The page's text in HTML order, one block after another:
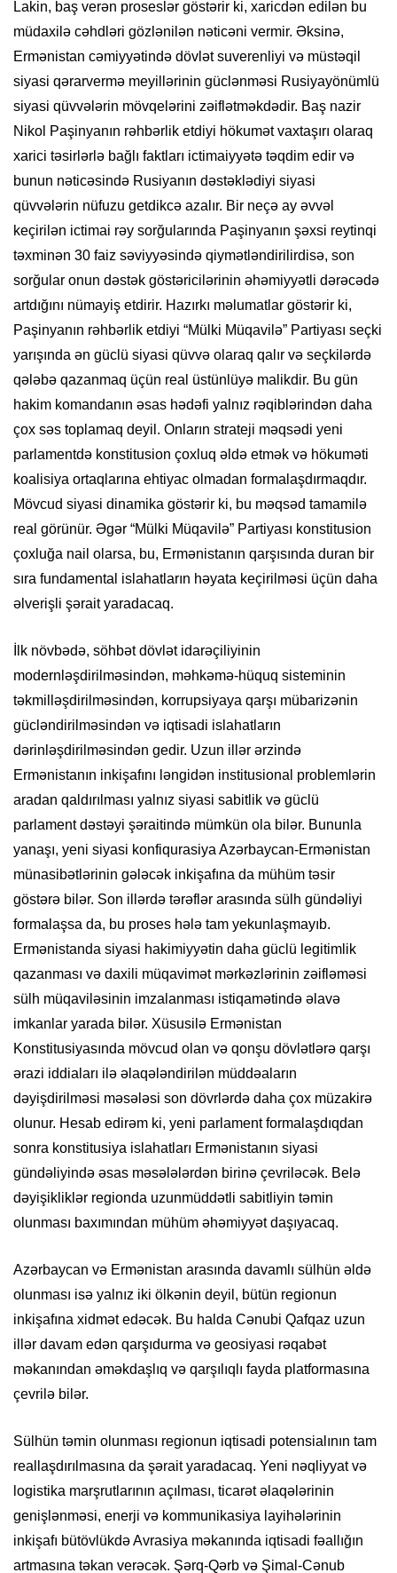
Lakin, baş verən proseslər göstərir ki, xaricdən edilən bu
müdaxilə cəhdləri gözlənilən nəticəni vermir. Əksinə,
Ermənistan cəmiyyətində dövlət suverenliyi və müstəqil
siyasi qərarvermə meyillərinin güclənməsi Rusiyayönümlü
siyasi qüvvələrin mövqelərini zəiflətməkdədir. Baş nazir
Nikol Paşinyanın rəhbərlik etdiyi hökumət vaxtaşırı olaraq
xarici təsirlərlə bağlı faktları ictimaiyyətə təqdim edir və
bunun nəticəsində Rusiyanın dəstəklədiyi siyasi
qüvvələrin nüfuzu getdikcə azalır. Bir neçə ay əvvəl
keçirilən ictimai rəy sorğularında Paşinyanın şəxsi reytinqi
təxminən 30 faiz səviyyəsində qiymətləndirilirdisə, son
sorğular onun dəstək göstəricilərinin əhəmiyyətli dərəcədə
artdığını nümayiş etdirir. Hazırkı məlumatlar göstərir ki,
Paşinyanın rəhbərlik etdiyi “Mülki Müqavilə” Partiyası seçki
yarışında ən güclü siyasi qüvvə olaraq qalır və seçkilərdə
qələbə qazanmaq üçün real üstünlüyə malikdir. Bu gün
hakim komandanın əsas hədəfi yalnız rəqiblərindən daha
çox səs toplamaq deyil. Onların strateji məqsədi yeni
parlamentdə konstitusion çoxluq əldə etmək və hökuməti
koalisiya ortaqlarına ehtiyac olmadan formalaşdırmaqdır.
Mövcud siyasi dinamika göstərir ki, bu məqsəd tamamilə
real görünür. Əgər “Mülki Müqavilə” Partiyası konstitusion
çoxluğa nail olarsa, bu, Ermənistanın qarşısında duran bir
sıra fundamental islahatların həyata keçirilməsi üçün daha
əlverişli şərait yaradacaq.
İlk növbədə, söhbət dövlət idarəçiliyinin
modernləşdirilməsindən, məhkəmə-hüquq sisteminin
təkmilləşdirilməsindən, korrupsiyaya qarşı mübarizənin
gücləndirilməsindən və iqtisadi islahatların
dərinləşdirilməsindən gedir. Uzun illər ərzində
Ermənistanın inkişafını ləngidən institusional problemlərin
aradan qaldırılması yalnız siyasi sabitlik və güclü
parlament dəstəyi şəraitində mümkün ola bilər. Bununla
yanaşı, yeni siyasi konfiqurasiya Azərbaycan-Ermənistan
münasibətlərinin gələcək inkişafına da mühüm təsir
göstərə bilər. Son illərdə tərəflər arasında sülh gündəliyi
formalaşsa da, bu proses hələ tam yekunlaşmayıb.
Ermənistanda siyasi hakimiyyətin daha güclü legitimlik
qazanması və daxili müqavimət mərkəzlərinin zəifləməsi
sülh müqaviləsinin imzalanması istiqamətində əlavə
imkanlar yarada bilər. Xüsusilə Ermənistan
Konstitusiyasında mövcud olan və qonşu dövlətlərə qarşı
ərazi iddiaları ilə əlaqələndirilən müddəaların
dəyişdirilməsi məsələsi son dövrlərdə daha çox müzakirə
olunur. Hesab edirəm ki, yeni parlament formalaşdıqdan
sonra konstitusiya islahatları Ermənistanın siyasi
gündəliyində əsas məsələlərdən birinə çevriləcək. Belə
dəyişikliklər regionda uzunmüddətli sabitliyin təmin
olunması baxımından mühüm əhəmiyyət daşıyacaq.
Azərbaycan və Ermənistan arasında davamlı sülhün əldə
olunması isə yalnız iki ölkənin deyil, bütün regionun
inkişafına xidmət edəcək. Bu halda Cənubi Qafqaz uzun
illər davam edən qarşıdurma və geosiyasi rəqabət
məkanından əməkdaşlıq və qarşılıqlı fayda platformasına
çevrilə bilər.
Sülhün təmin olunması regionun iqtisadi potensialının tam
reallaşdırılmasına da şərait yaradacaq. Yeni nəqliyyat və
logistika marşrutlarının açılması, ticarət əlaqələrinin
genişlənməsi, enerji və kommunikasiya layihələrinin
inkişafı bütövlükdə Avrasiya məkanında iqtisadi fəallığın
artmasına təkan verəcək. Şərq-Qərb və Şimal-Cənub